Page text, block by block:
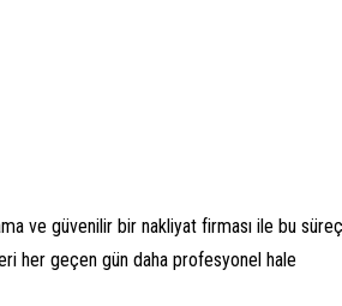
ve güvenilir bir nakliyat firması ile bu süreç
her geçen gün daha profesyonel hale